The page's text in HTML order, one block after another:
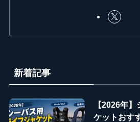
新着記事
【2026年
ケットおす